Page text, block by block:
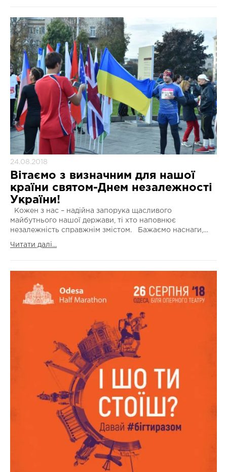
24.08.2018
Вітаємо з визначним для нашої
країни святом-Днем незалежності
України!
Кожен з нас – надійна запорука щасливого
майбутнього нашої держави, ті хто наповнює
незалежність справжнім змістом. Бажаємо наснаги,…
Читати далі...